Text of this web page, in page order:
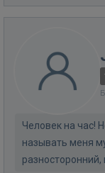
Человек на час!
называть меня
разносторонний,